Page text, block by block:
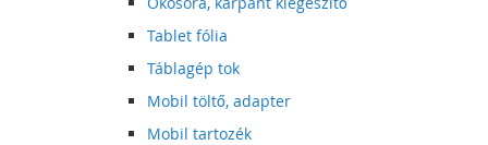
Tablet fólia
Táblagép tok
Mobil töltő, adapter
Mobil tartozék